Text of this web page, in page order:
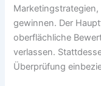
gewinnen. Der
oberflächliche
verlassen.
Überprüfung